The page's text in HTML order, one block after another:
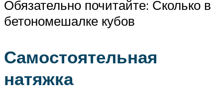
Обязательно почитайте: Сколько в
бетономешалке кубов
Самостоятельная
натяжка